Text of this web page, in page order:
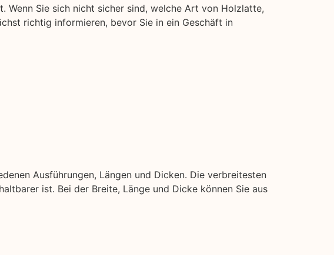
Wenn Sie sich nicht sicher sind, welche Art von Holzlatte,
richtig informieren, bevor Sie in ein Geschäft in
Ausführungen, Längen und Dicken. Die verbreitesten
ist. Bei der Breite, Länge und Dicke können Sie aus